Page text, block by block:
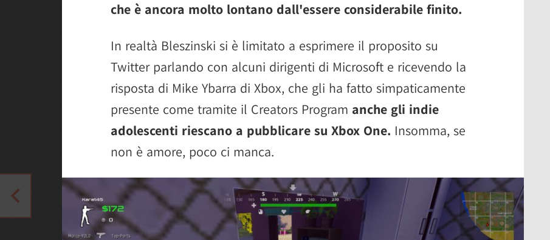
che è ancora molto lontano dall'essere considerabile finito.
In realtà Bleszinski si è limitato a esprimere il proposito su
Twitter parlando con alcuni dirigenti di Microsoft e ricevendo la
risposta di Mike Ybarra di Xbox, che gli ha fatto simpaticamente
presente come tramite il Creators Program anche gli indie
adolescenti riescano a pubblicare su Xbox One. Insomma, se
non è amore, poco ci manca.